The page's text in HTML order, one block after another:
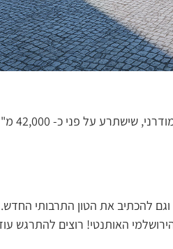
בצלאל,
להכתיב את הטון התרבותי החדש.
האותנטי! רוצים להתרגש